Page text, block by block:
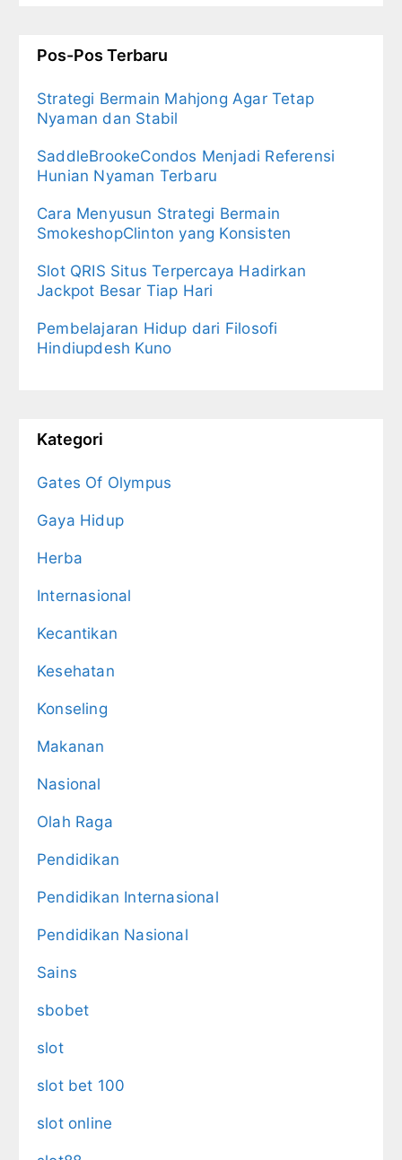
Pos-Pos Terbaru
Strategi Bermain Mahjong Agar Tetap
Nyaman dan Stabil
SaddleBrookeCondos Menjadi Referensi
Hunian Nyaman Terbaru
Cara Menyusun Strategi Bermain
SmokeshopClinton yang Konsisten
Slot QRIS Situs Terpercaya Hadirkan
Jackpot Besar Tiap Hari
Pembelajaran Hidup dari Filosofi
Hindiupdesh Kuno
Kategori
Gates Of Olympus
Gaya Hidup
Herba
Internasional
Kecantikan
Kesehatan
Konseling
Makanan
Nasional
Olah Raga
Pendidikan
Pendidikan Internasional
Pendidikan Nasional
Sains
sbobet
slot
slot bet 100
slot online